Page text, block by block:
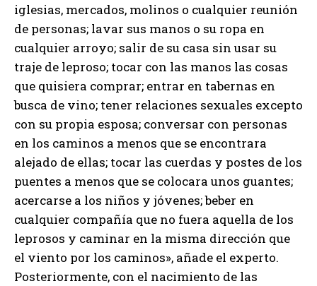
iglesias, mercados, molinos o cualquier reunión
de personas; lavar sus manos o su ropa en
cualquier arroyo; salir de su casa sin usar su
traje de leproso; tocar con las manos las cosas
que quisiera comprar; entrar en tabernas en
busca de vino; tener relaciones sexuales excepto
con su propia esposa; conversar con personas
en los caminos a menos que se encontrara
alejado de ellas; tocar las cuerdas y postes de los
puentes a menos que se colocara unos guantes;
acercarse a los niños y jóvenes; beber en
cualquier compañía que no fuera aquella de los
leprosos y caminar en la misma dirección que
el viento por los caminos», añade el experto.
Posteriormente, con el nacimiento de las